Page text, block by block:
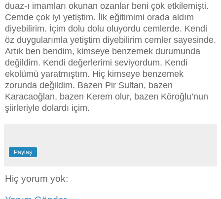
duaz-ı imamları okunan ozanlar beni çok etkilemişti.
Cemde çok iyi yetiştim. İlk eğitimimi orada aldım
diyebilirim. İçim dolu dolu oluyordu cemlerde. Kendi
öz duygularımla yetiştim diyebilirim cemler sayesinde.
Artık ben bendim, kimseye benzemek durumunda
değildim. Kendi değerlerimi seviyordum. Kendi
ekolümü yaratmıştım. Hiç kimseye benzemek
zorunda değildim. Bazen Pir Sultan, bazen
Karacaoğlan, bazen Kerem olur, bazen Köroğlu’nun
şiirleriyle dolardı içim.
Paylaş
Hiç yorum yok: